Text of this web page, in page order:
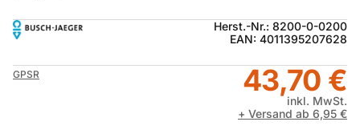
Herst.-Nr.: 8200-0-0200
EAN: 4011395207628
GPSR 43,70 €
inkl. MwSt.
+ Versand ab 6,95 €